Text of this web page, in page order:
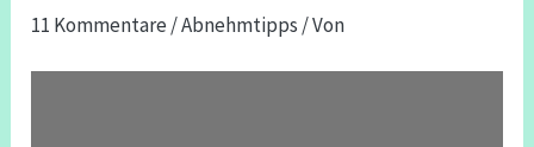
11 Kommentare /Abnehmtipps / Von